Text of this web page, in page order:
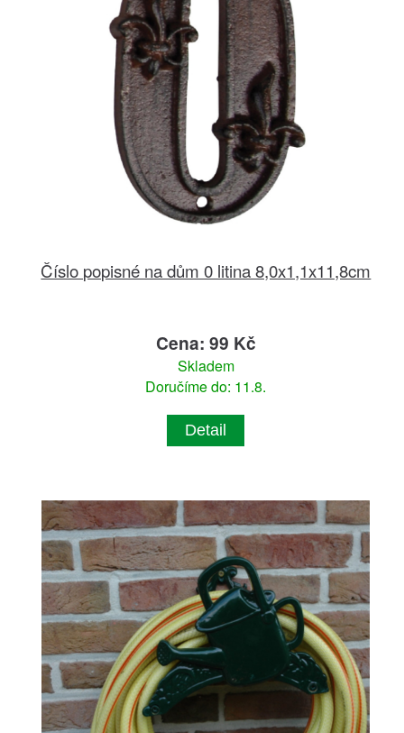
Číslo popisné na dům 0 litina 8,0x1,1x11,8cm
Cena: 99 Kč
Skladem
Doručíme do: 11.8.
Detail